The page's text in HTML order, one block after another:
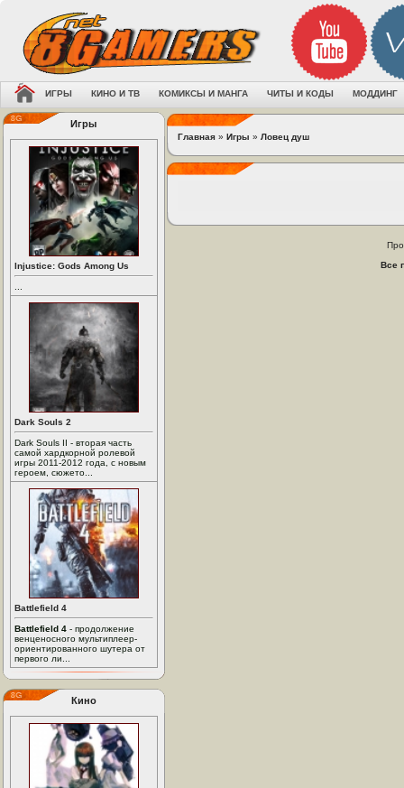
ИГРЫ КИНО И ТВ КОМИКСЫ И МАНГА ЧИТЫ И КОДЫ МОДДИНГ
Игры
Injustice: Gods Among Us
Dark Souls 2
Dark Souls II - вторая часть
самой хардкорной ролевой
игры 2011-2012 года, с новым
героем, сюжето...
Battlefield 4
Battlefield 4 - продолжение
венценосного мультиплеер-
ориентированного шутера от
первого ли...
Кино
Главная » Игры » Ловец душ
Все